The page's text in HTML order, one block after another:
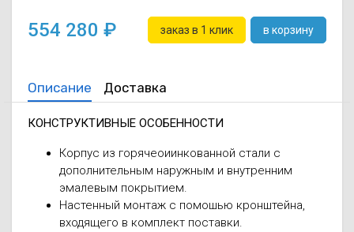
554 280 заказ в 1 клик в корзину
Описание Доставка
КОНСТРУКТИВНЫЕ ОСОБЕННОСТИ
Корпус из горячеоиинкованной стали с
дополнительным наружным и внутренним
эмалевым покрытием.
Настенный монтаж с помошью кронштейна,
входящего в комплект поставки.